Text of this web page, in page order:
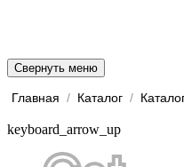
Свернуть меню
Главная / Каталог /
keyboard_arrow_up